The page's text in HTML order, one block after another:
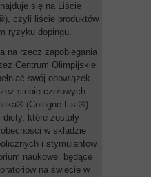
się na Liście
czyli liście produktów
ryzyku dopingu.
na rzecz zapobiegania
Centrum Olimpijskie
swój obowiązek
siebie czołowych
(Cologne List®)
które zostały
w składzie
i stymulantów
naukowe, będące
na świecie w